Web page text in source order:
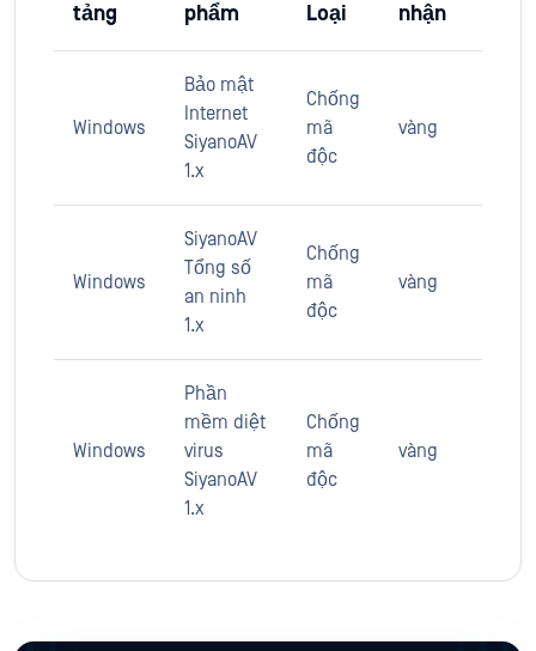
tảng
phẩm
Loại
nhận
Windows
Bảo mật
Internet
SiyanoAV
1.x
Chống
mã
độc
vàng
Windows
SiyanoAV
Tổng số
an ninh
1.x
Chống
mã
độc
vàng
Windows
Phần
mềm diệt
virus
SiyanoAV
1.x
Chống
mã
độc
vàng